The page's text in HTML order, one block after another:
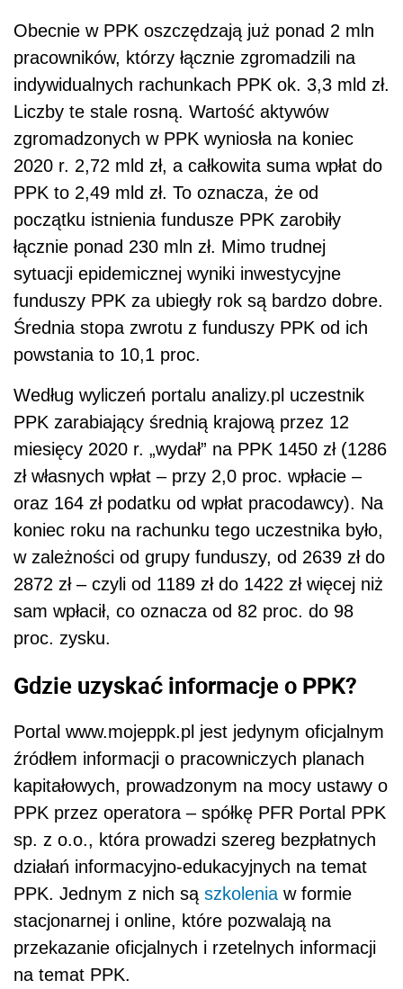
Obecnie w PPK oszczędzają już ponad 2 mln
pracowników, którzy łącznie zgromadzili na
indywidualnych rachunkach PPK ok. 3,3 mld zł.
Liczby te stale rosną. Wartość aktywów
zgromadzonych w PPK wyniosła na koniec
2020 r. 2,72 mld zł, a całkowita suma wpłat do
PPK to 2,49 mld zł. To oznacza, że od
początku istnienia fundusze PPK zarobiły
łącznie ponad 230 mln zł. Mimo trudnej
sytuacji epidemicznej wyniki inwestycyjne
funduszy PPK za ubiegły rok są bardzo dobre.
Średnia stopa zwrotu z funduszy PPK od ich
powstania to 10,1 proc.
Według wyliczeń portalu analizy.pl uczestnik
PPK zarabiający średnią krajową przez 12
miesięcy 2020 r. „wydał” na PPK 1450 zł (1286
zł własnych wpłat – przy 2,0 proc. wpłacie –
oraz 164 zł podatku od wpłat pracodawcy). Na
koniec roku na rachunku tego uczestnika było,
w zależności od grupy funduszy, od 2639 zł do
2872 zł – czyli od 1189 zł do 1422 zł więcej niż
sam wpłacił, co oznacza od 82 proc. do 98
proc. zysku.
Gdzie uzyskać informacje o PPK?
Portal www.mojeppk.pl jest jedynym oficjalnym
źródłem informacji o pracowniczych planach
kapitałowych, prowadzonym na mocy ustawy o
PPK przez operatora – spółkę PFR Portal PPK
sp. z o.o., która prowadzi szereg bezpłatnych
działań informacyjno-edukacyjnych na temat
PPK. Jednym z nich są szkoleniaw formie
stacjonarnej i online, które pozwalają na
przekazanie oficjalnych i rzetelnych informacji
na temat PPK.